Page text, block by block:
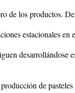
de los productos.
estacionales en
desarrollándose
de